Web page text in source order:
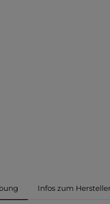
Infos zum